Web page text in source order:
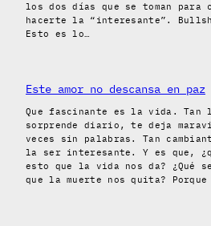
los dos días que se toman para
hacerte la “interesante”.
Esto es lo…
Este amor no descansa en paz
Que fascinante es la vida. Tan
sorprende diario, te deja
veces sin palabras. Tan
la ser interesante. Y es que,
esto que la vida nos da? ¿Qué
que la muerte nos quita? Porque